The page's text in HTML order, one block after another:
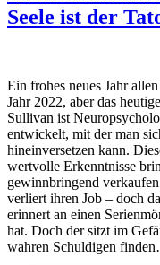
–
am
Ende
der
Welt
Seele ist der
Ein frohes neues Jahr
Jahr 2022, aber das
Sullivan ist
entwickelt, mit der man
hineinversetzen kann.
wertvolle Erkenntnisse
gewinnbringend
verliert ihren Job – doch
erinnert an einen
hat. Doch der sitzt im
wahren Schuldigen